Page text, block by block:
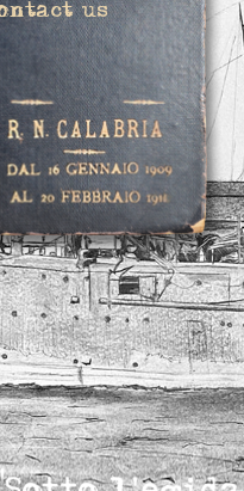
us